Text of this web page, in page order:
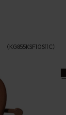
（KG855KSF10S11C）